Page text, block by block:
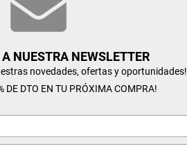
NUESTRA NEWSLETTER
novedades, ofertas y oportunidades!
DE DTO EN TU PRÓXIMA COMPRA!